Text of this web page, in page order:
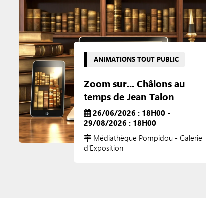
ANIMATIONS TOUT PUBLIC
Zoom sur... Châlons au
temps de Jean Talon
26/06/2026 : 18H00 -
29/08/2026 : 18H00
Médiathèque Pompidou - Galerie
d'Exposition